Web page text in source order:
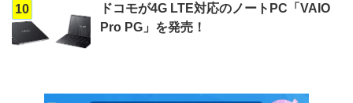
10
ドコモが4G LTE対応のノートPC「VAIO
Pro PG」を発売！